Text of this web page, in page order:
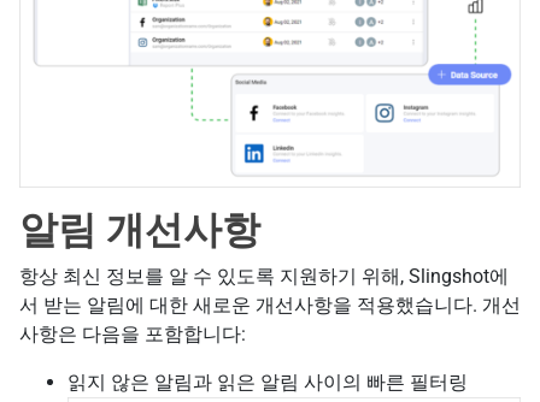
알림 개선사항
항상 최신 정보를 알 수 있도록 지원하기 위해, Slingshot에
서 받는 알림에 대한 새로운 개선사항을 적용했습니다. 개선
사항은 다음을 포함합니다:
읽지 않은 알림과 읽은 알림 사이의 빠른 필터링